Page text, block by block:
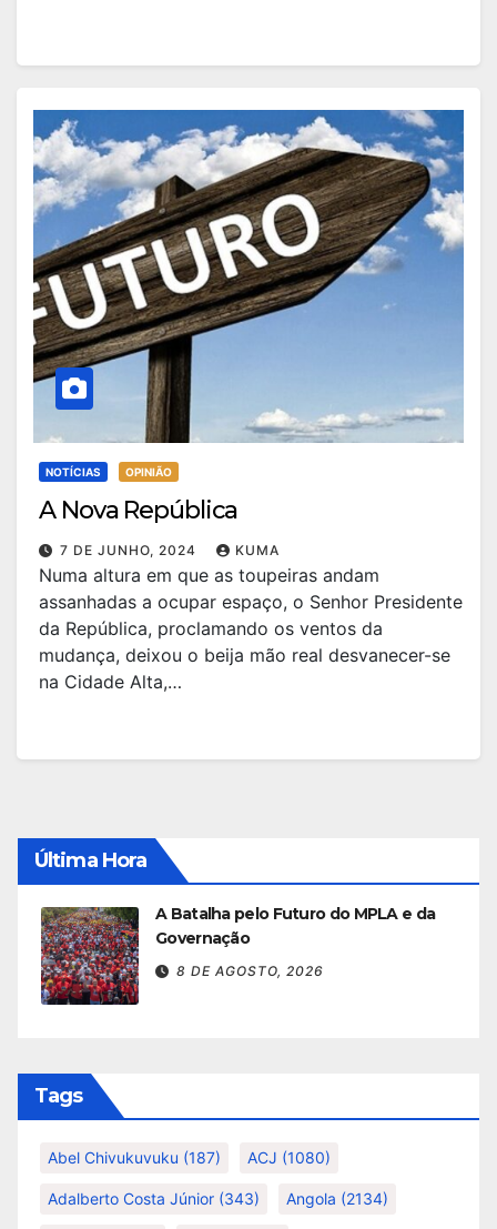
NOTÍCIAS OPINIÃO
A Nova República
7 DE JUNHO, 2024 KUMA
Numa altura em que as toupeiras andam
assanhadas a ocupar espaço, o Senhor Presidente
da República, proclamando os ventos da
mudança, deixou o beija mão real desvanecer-se
na Cidade Alta,…
Última Hora
A Batalha pelo Futuro do MPLA e da
Governação
8 DE AGOSTO, 2026
Tags
Abel Chivukuvuku (187) ACJ (1080)
Adalberto Costa Júnior (343) Angola (2134)